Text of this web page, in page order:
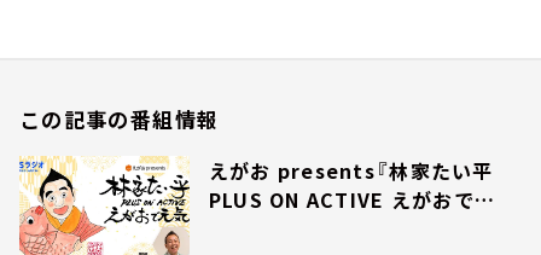
この記事の番組情報
えがお presents『林家たい平
PLUS ON ACTIVE えがおで元